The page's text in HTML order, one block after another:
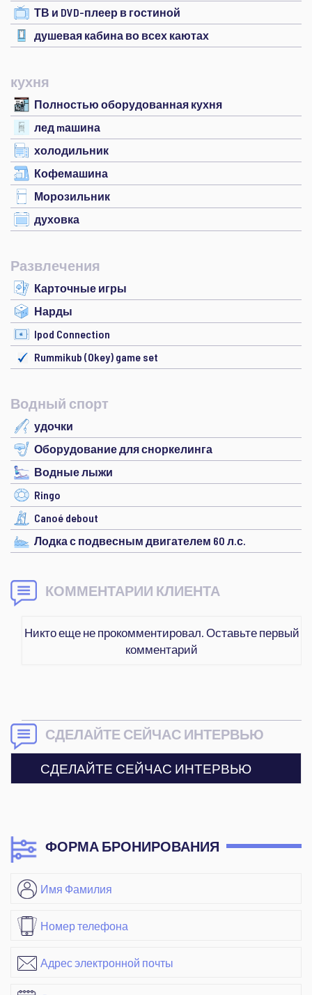
ТВ и DVD-плеер в гостиной
душевая кабина во всех каютах
кухня
Полностью оборудованная кухня
лед mашина
холодильник
Кофемашина
Морозильник
духовка
Развлечения
Карточные игры
Нарды
Ipod Connection
Rummikub (Okey) game set
Водный спорт
удочки
Оборудование для сноркелинга
Водные лыжи
Ringo
Canoé debout
Лодка с подвесным двигателем 60 л.с.
КОММЕНТАРИИ КЛИЕНТА
Никто еще не прокомментировал. Оставьте первый
комментарий
СДЕЛАЙТЕ СЕЙЧАС ИНТЕРВЬЮ
СДЕЛАЙТЕ СЕЙЧАС ИНТЕРВЬЮ
ФОРМА БРОНИРОВАНИЯ